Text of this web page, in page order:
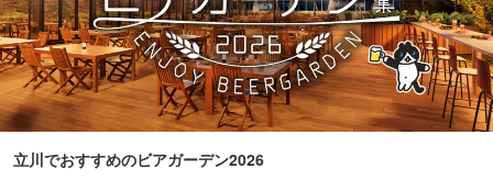
立川でおすすめのビアガーデン2026